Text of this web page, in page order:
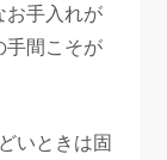
お手入れが
手間こそが
いときは固